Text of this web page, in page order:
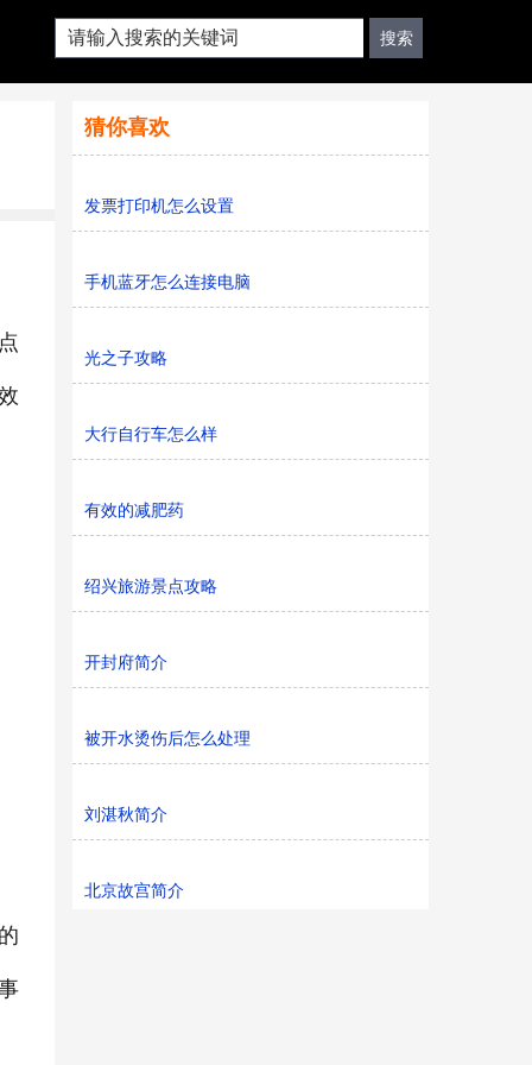
猜你喜欢
发票打印机怎么设置
手机蓝牙怎么连接电脑
光之子攻略
大行自行车怎么样
有效的减肥药
绍兴旅游景点攻略
开封府简介
被开水烫伤后怎么处理
刘湛秋简介
北京故宫简介